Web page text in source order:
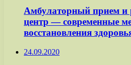
Амбулаторный прием и
центр — современные
восстановления
24.09.2020